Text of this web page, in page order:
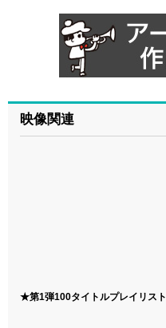
映像関連
★第1弾100タイトルプレイリスト